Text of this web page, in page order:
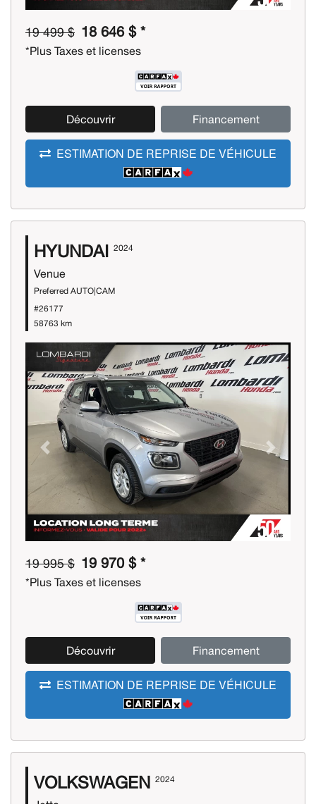
19 499 $ 18 646 $ *
*Plus Taxes et licenses
Découvrir Financement
ESTIMATION DE REPRISE DE VÉHICULE
HYUNDAI 2024
Venue
Preferred AUTO|CAM
#26177
58763 km
Previous Next
19 995 $ 19 970 $ *
*Plus Taxes et licenses
Découvrir Financement
ESTIMATION DE REPRISE DE VÉHICULE
VOLKSWAGEN 2024